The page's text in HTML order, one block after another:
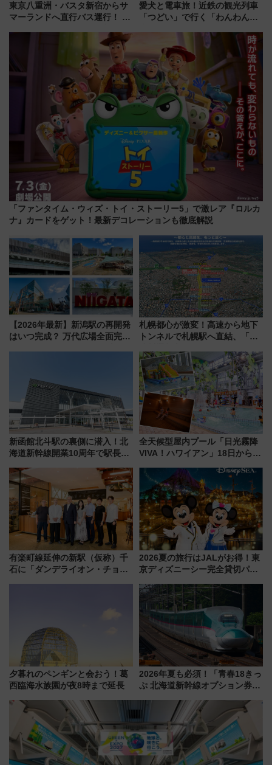
東京八重洲・バスタ新宿からサ
マーランドへ直行バス運行！ お
推し活を楽しもう！（2026年
愛犬と電車旅！近鉄の観光列車
「つどい」で行く「わんわん列
「ファンタイム・ウィズ・トイ・ストーリー5」で激レア『ロルカ
ナ』カードをゲット！最新デコレーションも徹底解説
【2026年最新】新潟駅の再開発
はいつ完成？ 万代広場全面完成
札幌都心が激変！高速から地下
トンネルで札幌駅へ直結、「創
から本格着工、延長4.8km整備
事業の全貌
新函館北斗駅の裏側に潜入！北
海道新幹線開業10周年で駅長
ト 参加方法や体験内容を紹介
全天候型屋内プール「日光霧降
VIVA！ハワイアン」18日から営
ァミリーから大人まで幅広い世
代が一日中楽しる夏のリゾート
を楽しんで
有楽町線延伸の新駅（仮称）千
石に「ダンデライオン・チョコ
2026夏の旅行はJALがお得！東
京ディズニーシー完全貸切パー
ーン始まる 条件は「夏の国内
線に2回搭乗」
夕暮れのペンギンと会おう！葛
西臨海水族園が夜8時まで延長
2026年夏も必須！「青春18きっ
ぷ 北海道新幹線オプション券」
の罠